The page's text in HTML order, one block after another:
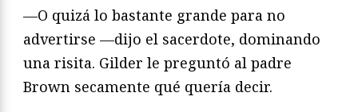
—O quizá lo bastante grande para no
advertirse —dijo el sacerdote, dominando
una risita. Gilder le preguntó al padre
Brown secamente qué quería decir.